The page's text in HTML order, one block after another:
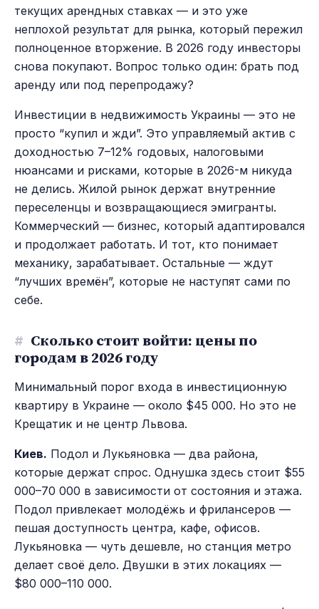
текущих арендных ставках — и это уже
неплохой результат для рынка, который пережил
полноценное вторжение. В 2026 году инвесторы
снова покупают. Вопрос только один: брать под
аренду или под перепродажу?
Инвестиции в недвижимость Украины — это не
просто “купил и жди”. Это управляемый актив с
доходностью 7–12% годовых, налоговыми
нюансами и рисками, которые в 2026-м никуда
не делись. Жилой рынок держат внутренние
переселенцы и возвращающиеся эмигранты.
Коммерческий — бизнес, который адаптировался
и продолжает работать. И тот, кто понимает
механику, зарабатывает. Остальные — ждут
“лучших времён”, которые не наступят сами по
себе.
# Сколько стоит войти: цены по
городам в 2026 году
Минимальный порог входа в инвестиционную
квартиру в Украине — около $45 000. Но это не
Крещатик и не центр Львова.
Киев. Подол и Лукьяновка — два района,
которые держат спрос. Однушка здесь стоит $55
000–70 000 в зависимости от состояния и этажа.
Подол привлекает молодёжь и фрилансеров —
пешая доступность центра, кафе, офисов.
Лукьяновка — чуть дешевле, но станция метро
делает своё дело. Двушки в этих локациях —
$80 000–110 000.